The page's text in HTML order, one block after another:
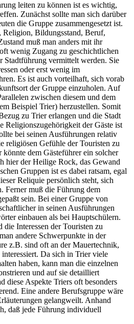
leiten zu können ist es wichtig,
Zunächst sollte man sich darüber
die Gruppe zusammengesetzt ist.
Bildungsstand, Beruf,
muß man anders mit ihr
wenig Zugang zu geschichtlichen
Stadtführung vermittelt werden. Sie
oder erst wenig im
Es ist auch vorteilhaft, sich vorab
der Gruppe einzuholen. Auf
zwischen diesem und dem
Beispiel Trier) herzustellen. Somit
zu Trier erlangen und die Stadt
Religionszugehörigkeit der Gäste ist
bei seinen Ausführungen relativ
religiösen Gefühle der Touristen zu
dem Gästeführer ein solcher
hier der Heilige Rock, das Gewand
Gruppen ist es dabei ratsam, egal
Reliquie persönlich steht, sich
Ferner muß die Führung dem
sein. Bei einer Gruppe von
in seinen Ausführungen
einbauen als bei Hauptschülern.
Interessen der Touristen zu
andere Schwerpunkte in der
z.B. sind oft an der Mauertechnik,
Da sich in Trier viele
haben, kann man die einzelnen
und auf sie detailliert
diese Aspekte Triers oft besonders
Eine andere Berufsgruppe wäre
gelangweilt. Anhand
daß jede Führung individuell